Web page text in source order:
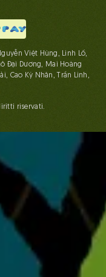
Việt Hùng, Linh Lố,
Đại Dương, Mai Hoàng
Cao Kỳ Nhân, Trần Linh,
riservati.